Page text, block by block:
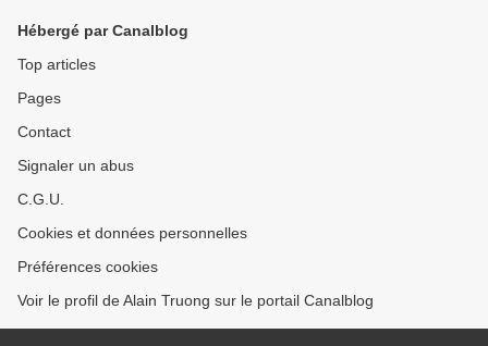
Hébergé par Canalblog
Top articles
Pages
Contact
Signaler un abus
C.G.U.
Cookies et données personnelles
Préférences cookies
Voir le profil de Alain Truong sur le portail Canalblog